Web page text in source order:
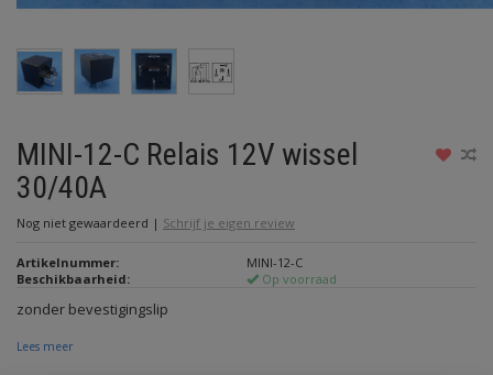
MINI-12-C Relais 12V wissel
30/40A
Nog niet gewaardeerd | Schrijf je eigen review
Artikelnummer:
MINI-12-C
Beschikbaarheid:
Op voorraad
zonder bevestigingslip
Lees meer